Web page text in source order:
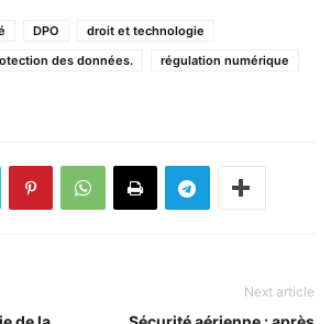
DPO
droit et technologie
des données.
régulation numérique
Next article